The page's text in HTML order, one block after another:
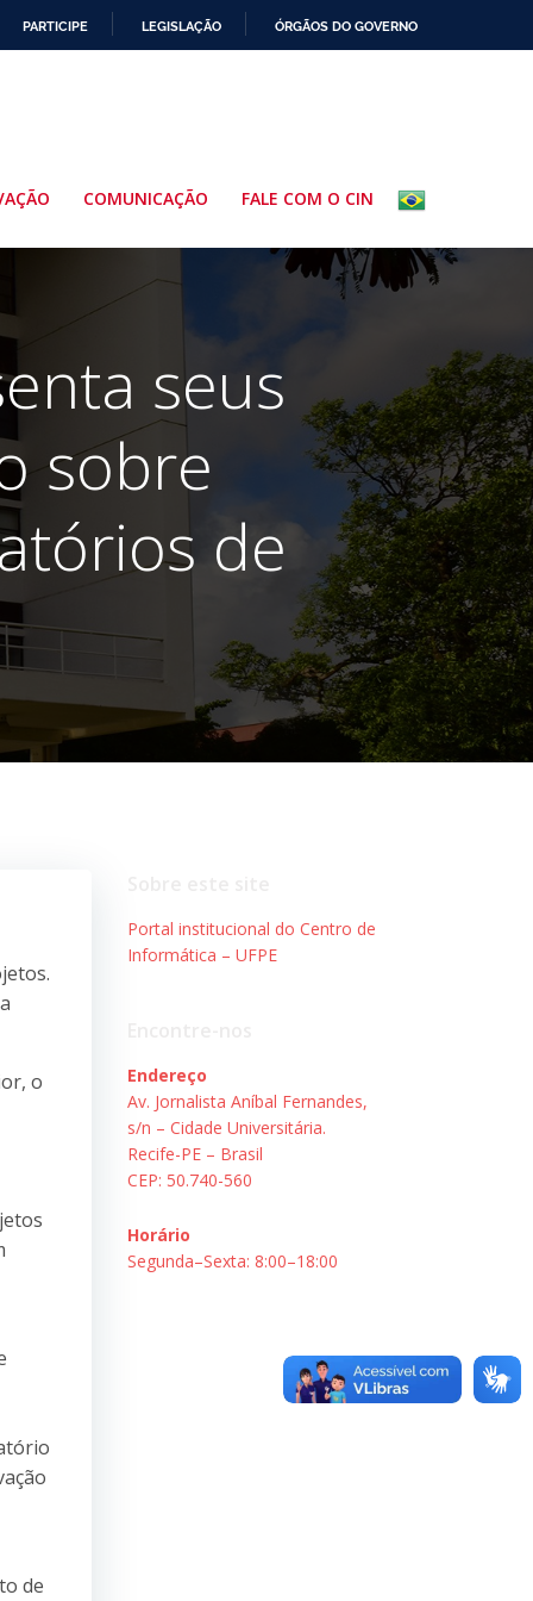
PARTICIPE LEGISLAÇÃO ÓRGÃOS DO GOVERNO
COMUNICAÇÃO FALE COM O CIN
seus
sobre
de
o
de
Portal institucional do Centro de
Informática – UFPE
Endereço
Av. Jornalista Aníbal Fernandes,
s/n – Cidade Universitária.
Recife-PE – Brasil
CEP: 50.740-560
Horário
Segunda–Sexta: 8:00–18:00